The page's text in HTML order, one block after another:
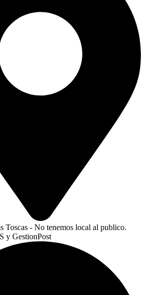
Toscas - No tenemos local al publico.
y GestionPost